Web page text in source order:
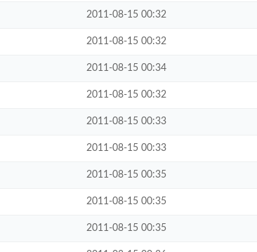
2011-08-15 00:32
2011-08-15 00:32
2011-08-15 00:34
2011-08-15 00:32
2011-08-15 00:33
2011-08-15 00:33
2011-08-15 00:35
2011-08-15 00:35
2011-08-15 00:35